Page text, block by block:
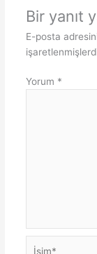
Bir yanıt
E-posta
Yorum *